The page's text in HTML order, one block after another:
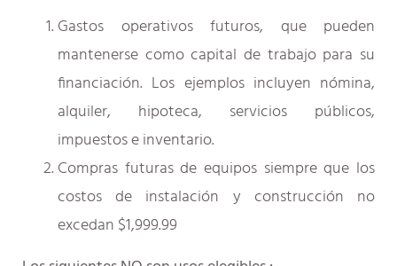
Gastos operativos futuros, que pueden
mantenerse como capital de trabajo para su
financiación. Los ejemplos incluyen nómina,
alquiler, hipoteca, servicios públicos,
impuestos e inventario.
Compras futuras de equipos siempre que los
costos de instalación y construcción no
excedan $1,999.99